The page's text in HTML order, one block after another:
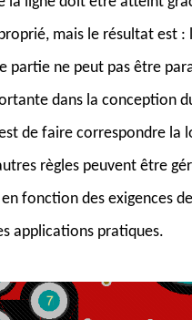
mais le résultat est :
partie ne peut pas être
dans la conception
de faire correspondre la
règles peuvent être
fonction des exigences de
applications pratiques.